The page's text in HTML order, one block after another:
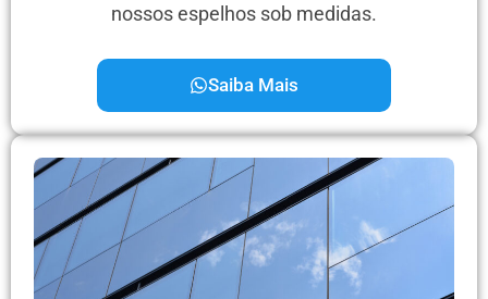
nossos espelhos sob medidas.
Saiba Mais